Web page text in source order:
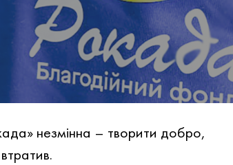
незмінна – творити добро,